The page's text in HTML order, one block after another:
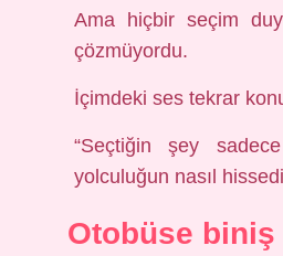
Ama hiçbir seçim
çözmüyordu.
İçimdeki ses tekrar
“Seçtiğin şey
yolculuğun nasıl
Otobüse